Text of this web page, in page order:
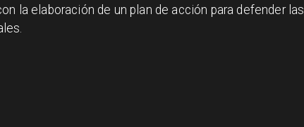
la elaboración de un plan de acción para defender las